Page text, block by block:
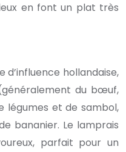
en font un plat très
d’influence hollandaise,
du bœuf,
légumes et de sambol,
bananier. Le lamprais
parfait pour un